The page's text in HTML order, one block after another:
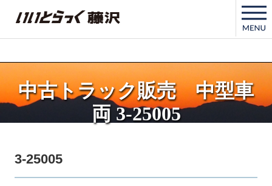
いいとらっく藤沢
中古トラック販売 中型車
両 3-25005
3-25005